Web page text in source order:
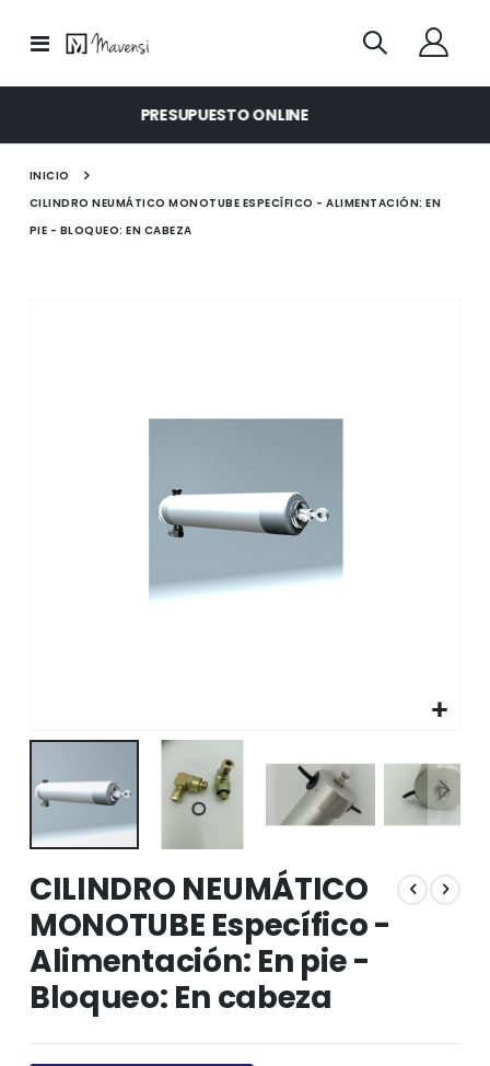
Toggle
PRIMERAS CALIDADES
INICIO
CILINDRO NEUMÁTICO MONOTUBE ESPECÍFICO - ALIMENTACIÓN: EN
PIE - BLOQUEO: EN CABEZA
al
comienzo
de
la
galería
de
imágenes
CILINDRO NEUMÁTICO
MONOTUBE Específico -
Alimentación: En pie -
Bloqueo: En cabeza